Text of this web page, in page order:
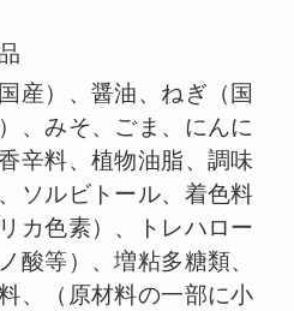
産）、醤油、ねぎ（国
、みそ、ごま、にんに
辛料、植物油脂、調味
ソルビトール、着色料
カ色素）、トレハロー
酸等）、増粘多糖類、
、（原材料の一部に小